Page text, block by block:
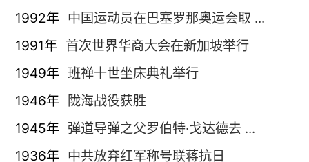
1992年 中国运动员在巴塞罗那奥运会取 ...
1991年 首次世界华商大会在新加坡举行
1949年 班禅十世坐床典礼举行
1946年 陇海战役获胜
1945年 弹道导弹之父罗伯特·戈达德去 ...
1936年 中共放弃红军称号联蒋抗日